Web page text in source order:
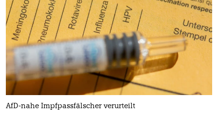
AfD-nahe Impfpassfälscher verurteilt